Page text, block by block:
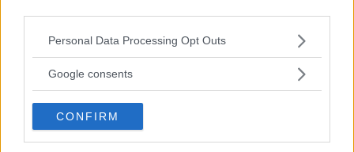
Please note that this website/app uses one or more Google
not limited to your visit or usage behaviour. You may click to
use your data for below specified purposes in below Google
consent section.
Personal Data Processing Opt Outs
Google consents
CONFIRM